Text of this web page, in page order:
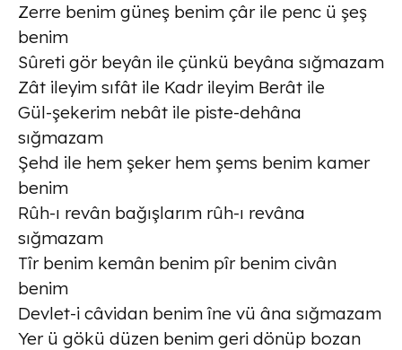
Zerre benim güneş benim çâr ile penc ü şeş
benim
Sûreti gör beyân ile çünkü beyâna sığmazam
Zât ileyim sıfât ile Kadr ileyim Berât ile
Gül-şekerim nebât ile piste-dehâna
sığmazam
Şehd ile hem şeker hem şems benim kamer
benim
Rûh-ı revân bağışlarım rûh-ı revâna
sığmazam
Tîr benim kemân benim pîr benim civân
benim
Devlet-i câvidan benim îne vü âna sığmazam
Yer ü gökü düzen benim geri dönüp bozan